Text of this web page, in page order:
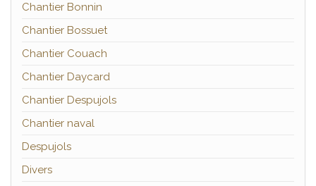
Chantier Bonnin
Chantier Bossuet
Chantier Couach
Chantier Daycard
Chantier Despujols
Chantier naval
Despujols
Divers